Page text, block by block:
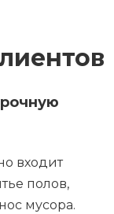
входит
полов,
мусора.